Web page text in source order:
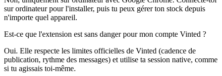
sur ordinateur pour l'installer, puis tu peux gérer ton stock depuis
n'importe quel appareil.
Est-ce que l'extension est sans danger pour mon compte Vinted ?
Oui. Elle respecte les limites officielles de Vinted (cadence de
publication, rythme des messages) et utilise ta session native, comme
si tu agissais toi-même.